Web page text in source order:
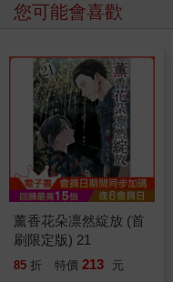
您可能會喜歡
薰香花朵凛然綻放 (首
刷限定版) 21
85 折 特價 213 元